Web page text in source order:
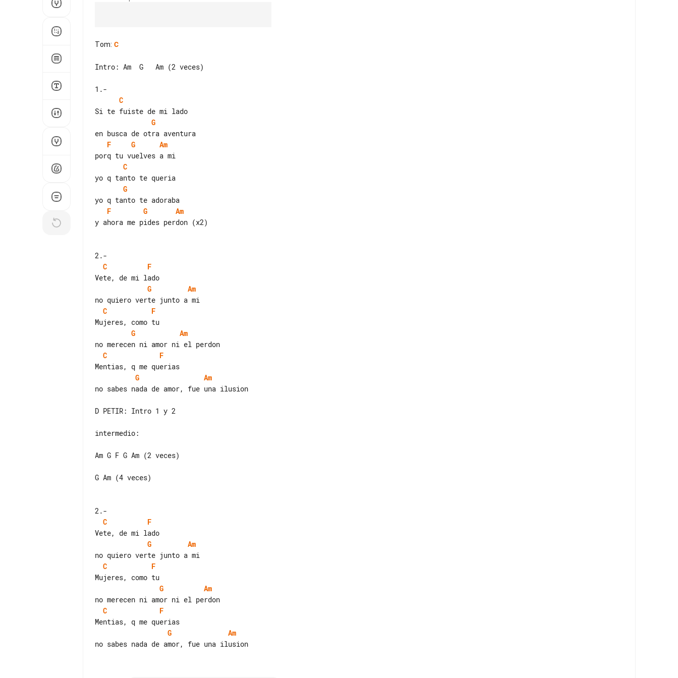
Tom: C
Intro: Am  G   Am (2 veces)
C
G
F
G
Am
C
G
F
G
Am
y ahora me pides perdon (x2)
C
F
G
Am
C
F
G
Am
C
F
G
Am
no sabes nada de amor, fue una ilusion
D PETIR: Intro 1 y 2
intermedio:
Am G F G Am (2 veces)
G Am (4 veces)
C
F
G
Am
C
F
G
Am
C
F
G
Am
no sabes nada de amor, fue una ilusion